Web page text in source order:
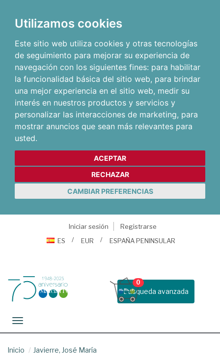
Utilizamos cookies
Este sitio web utiliza cookies y otras tecnologías
de seguimiento para mejorar su experiencia de
navegación con los siguientes fines: para habilitar
la funcionalidad básica del sitio web, para brindar
una mejor experiencia en el sitio web, medir su
interés en nuestros productos y servicios y
personalizar las interacciones de marketing, para
mostrar anuncios que sean más relevantes para
usted.
ACEPTAR
RECHAZAR
CAMBIAR PREFERENCIAS
Iniciar sesión
Registrarse
ES
EUR ESPAÑA PENINSULAR
Busqueda avanzada
0
Toggle navigation
Inicio Javierre, José María